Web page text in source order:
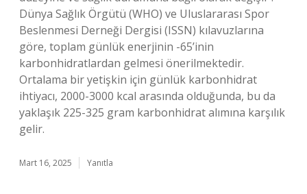
Dünya Sağlık Örgütü (WHO) ve Uluslararası Spor
Beslenmesi Derneği Dergisi (ISSN) kılavuzlarına
göre, toplam günlük enerjinin -65’inin
karbonhidratlardan gelmesi önerilmektedir.
Ortalama bir yetişkin için günlük karbonhidrat
ihtiyacı, 2000-3000 kcal arasında olduğunda, bu da
yaklaşık 225-325 gram karbonhidrat alımına karşılık
gelir.
Mart 16, 2025 Yanıtla